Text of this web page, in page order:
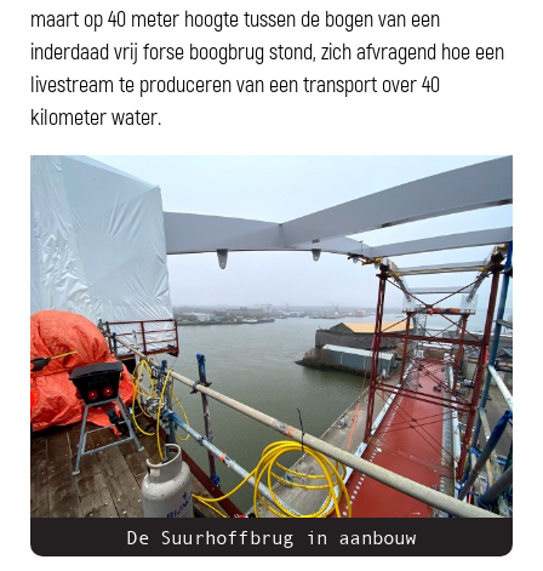
maart op 40 meter hoogte tussen de bogen van een
inderdaad vrij forse boogbrug stond, zich afvragend hoe een
livestream te produceren van een transport over 40
kilometer water.
De Suurhoffbrug in aanbouw